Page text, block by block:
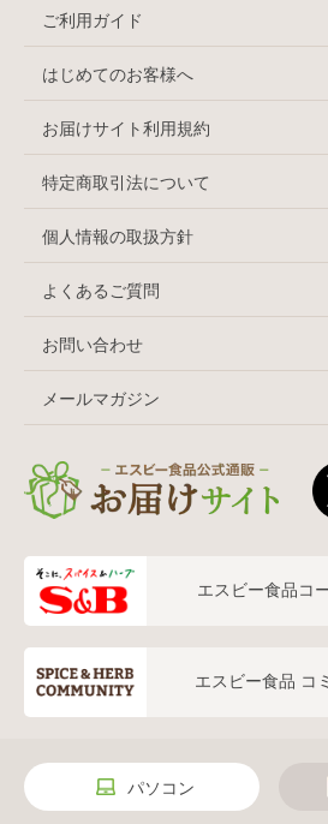
ご利用ガイド
はじめてのお客様へ
お届けサイト利用規約
特定商取引法について
個人情報の取扱方針
よくあるご質問
お問い合わせ
メールマガジン
エスビー食品コ
エスビー食品 コ
パソコン